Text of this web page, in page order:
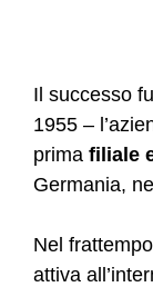
Il successo
1955 –
prima filiale
Germania,
Nel
attiva